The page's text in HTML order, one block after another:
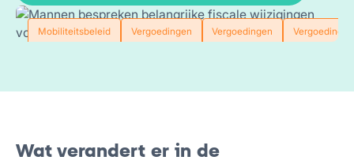
Mobiliteitsbeleid Vergoedingen Vergoedingen Vergoedingen
Wat verandert er in de